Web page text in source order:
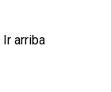
Ir arriba